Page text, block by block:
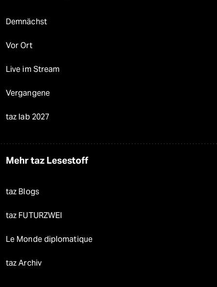
Demnächst
Vor Ort
Live im Stream
Vergangene
taz lab 2027
Mehr taz Lesestoff
taz Blogs
taz FUTURZWEI
Le Monde diplomatique
taz Archiv